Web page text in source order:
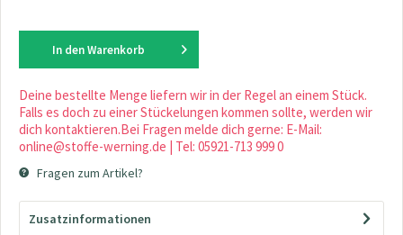
In den Warenkorb
Deine bestellte Menge liefern wir in der Regel an einem Stück.
Falls es doch zu einer Stückelungen kommen sollte, werden wir
dich kontaktieren.Bei Fragen melde dich gerne: E-Mail:
online@stoffe-werning.de | Tel: 05921-713 999 0
Fragen zum Artikel?
Zusatzinformationen